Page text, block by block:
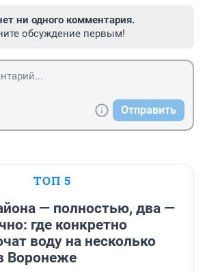
ни одного комментария.
обсуждение первым!
Отправить
ТОП 5
— полностью, два —
где конкретно
воду на несколько
Воронеже